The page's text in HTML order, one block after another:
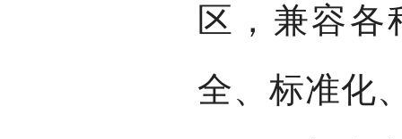
区，兼容各
全、标准化